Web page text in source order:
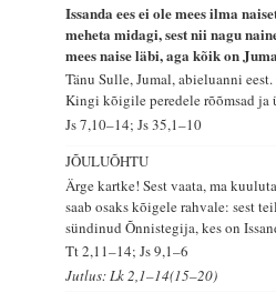
Issanda ees ei ole mees ilma
meheta midagi, sest nii nagu
mees naise läbi, aga kõik on
Tänu Sulle, Jumal, abieluanni
Kingi kõigile peredele rõõmsad ja
Js 7,10–14; Js 35,1–10
JÕULUÕHTU
Ärge kartke! Sest vaata, ma
saab osaks kõigele rahvale: sest
sündinud Õnnistegija, kes on
Tt 2,11–14; Js 9,1–6
Jutlus: Lk 2,1–14(15–20)